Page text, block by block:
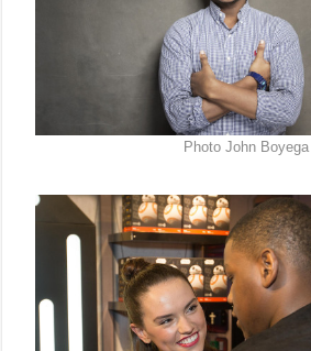
Photo John Boyega